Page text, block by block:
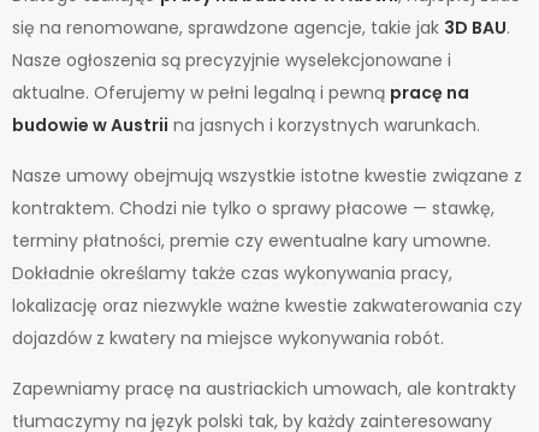
się na renomowane, sprawdzone agencje, takie jak 3D BAU.
Nasze ogłoszenia są precyzyjnie wyselekcjonowane i
aktualne. Oferujemy w pełni legalną i pewną pracę na
budowie w Austrii na jasnych i korzystnych warunkach.
Nasze umowy obejmują wszystkie istotne kwestie związane z
kontraktem. Chodzi nie tylko o sprawy płacowe — stawkę,
terminy płatności, premie czy ewentualne kary umowne.
Dokładnie określamy także czas wykonywania pracy,
lokalizację oraz niezwykle ważne kwestie zakwaterowania czy
dojazdów z kwatery na miejsce wykonywania robót.
Zapewniamy pracę na austriackich umowach, ale kontrakty
tłumaczymy na język polski tak, by każdy zainteresowany